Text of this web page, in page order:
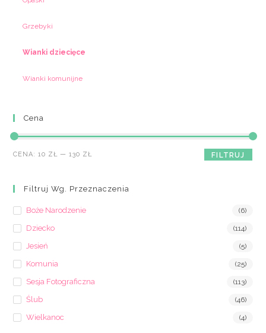
Grzebyki
Wianki dziecięce
Wianki komunijne
Cena
Cena
Cena
FILTRUJ
CENA:10 ZŁ —130 ZŁ
Filtruj Wg. Przeznaczenia
Boże Narodzenie (6)
Dziecko (114)
Jesień (5)
Komunia (25)
Sesja Fotograficzna (113)
Ślub (46)
Wielkanoc (4)